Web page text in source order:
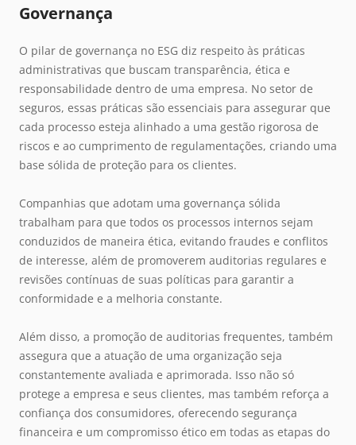
Governança
O pilar de governança no ESG diz respeito às práticas
administrativas que buscam transparência, ética e
responsabilidade dentro de uma empresa. No setor de
seguros, essas práticas são essenciais para assegurar que
cada processo esteja alinhado a uma gestão rigorosa de
riscos e ao cumprimento de regulamentações, criando uma
base sólida de proteção para os clientes.
Companhias que adotam uma governança sólida
trabalham para que todos os processos internos sejam
conduzidos de maneira ética, evitando fraudes e conflitos
de interesse, além de promoverem auditorias regulares e
revisões contínuas de suas políticas para garantir a
conformidade e a melhoria constante.
Além disso, a promoção de auditorias frequentes, também
assegura que a atuação de uma organização seja
constantemente avaliada e aprimorada. Isso não só
protege a empresa e seus clientes, mas também reforça a
confiança dos consumidores, oferecendo segurança
financeira e um compromisso ético em todas as etapas do